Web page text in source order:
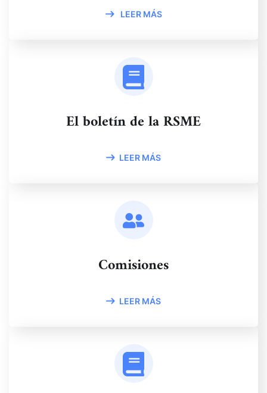
LEER MÁS
El boletín de la RSME
LEER MÁS
Comisiones
LEER MÁS